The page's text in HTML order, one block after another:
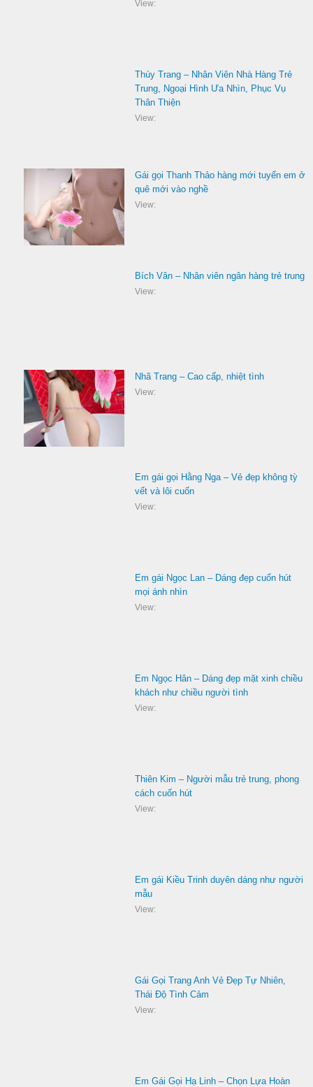
View:
Thúy Trang – Nhân Viên Nhà Hàng Trẻ
Trung, Ngoại Hình Ưa Nhìn, Phục Vụ
Thân Thiện
View:
Gái gọi Thanh Thảo hàng mới tuyển em ở
quê mới vào nghề
View:
Bích Vân – Nhân viên ngân hàng trẻ trung
View:
Nhã Trang – Cao cấp, nhiệt tình
View:
Em gái gọi Hằng Nga – Vẻ đẹp không tỳ
vết và lôi cuốn
View:
Em gái Ngọc Lan – Dáng đẹp cuốn hút
mọi ánh nhìn
View:
Em Ngọc Hân – Dáng đẹp mặt xinh chiều
khách như chiều người tình
View:
Thiên Kim – Người mẫu trẻ trung, phong
cách cuốn hút
View:
Em gái Kiều Trinh duyên dáng như người
mẫu
View:
Gái Gọi Trang Anh Vẻ Đẹp Tự Nhiên,
Thái Độ Tình Cảm
View:
Em Gái Gọi Hạ Linh – Chọn Lựa Hoàn